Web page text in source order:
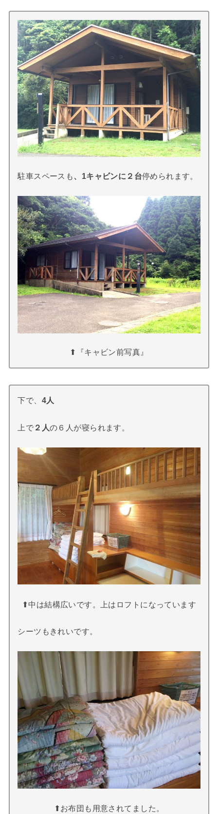
駐車スペースも、1キャビンに２台停められます。
⬆︎『キャビン前写真』
下で、 4人
上で ２人の６人が寝られます。
⬆︎中は結構広いです。上はロフトになっています
シーツもきれいです。
⬆︎お布団も用意されてました。